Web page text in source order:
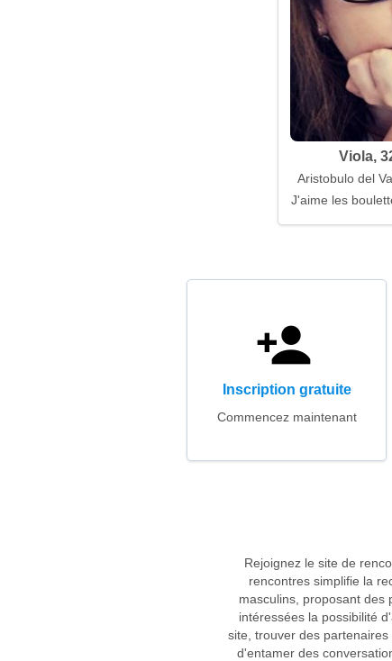
Viola,
Aristobulo del
J'aime les
Inscription gratuite
Commencez maintenant
Rejoignez le site de
rencontres simplifie la
masculins, proposant
intéressées la possibilité
site, trouver des
d'entamer des